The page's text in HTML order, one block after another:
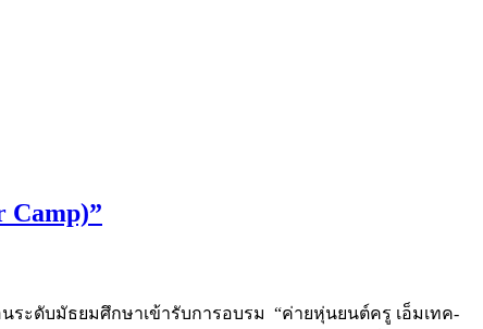
ระดับมัธยมศึกษาเข้ารับการอบรม “ค่ายหุ่นยนต์ครู เอ็มเทค-